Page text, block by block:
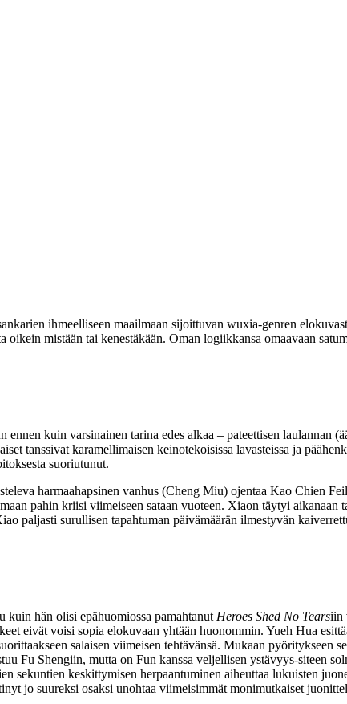
ihmeelliseen maailmaan sijoittuvan wuxia-genren
mistään tai kenestäkään. Oman logiikkansa omaavaan
kuin varsinainen tarina edes alkaa – pateettisen laulannan
tanssivat karamellimaisen keinotekoisissa lavasteissa ja
suoriutunut.
harmaahapsinen vanhus (Cheng Miu) ojentaa Kao Chien
pahin kriisi viimeiseen sataan vuoteen. Xiaon täytyi
paljasti surullisen tapahtuman päivämäärän ilmestyvän
kuin hän olisi epähuomiossa pamahtanut Heroes Shed No Tearsiin
eivät voisi sopia elokuvaan yhtään huonommin. Yueh Hua
salaisen viimeisen tehtävänsä. Mukaan pyöritykseen
Fu Shengiin, mutta on Fun kanssa veljellisen ystävyys-siteen
sekuntien keskittymisen herpaantuminen aiheuttaa lukuisten
jo suureksi osaksi unohtaa viimeisimmät monimutkaiset